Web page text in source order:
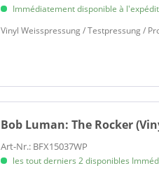
Immédiatement disponible à
Vinyl Weisspressung / Testpressung /
Bob Luman:The Rocker
Art-Nr.: BFX15037WP
les tout derniers 2 disponibles